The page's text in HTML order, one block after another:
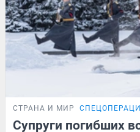
СТРАНА И МИР
Супруги погибших